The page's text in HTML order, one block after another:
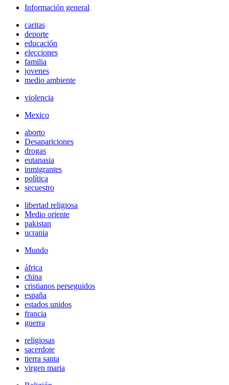
Información general
caritas
deporte
educación
elecciones
familia
jovenes
medio ambiente
violencia
Mexico
aborto
Desapariciones
drogas
eutanasia
inmigrantes
política
secuestro
libertad religiosa
Medio oriente
pakistan
ucrania
Mundo
áfrica
china
cristianos perseguidos
españa
estados unidos
francia
guerra
religiosas
sacerdote
tierra santa
virgen maria